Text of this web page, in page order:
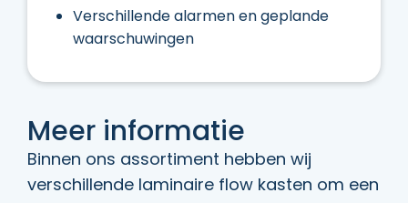
Verschillende alarmen en geplande
waarschuwingen
Meer informatie
Binnen ons assortiment hebben wij
verschillende laminaire flow kasten om een